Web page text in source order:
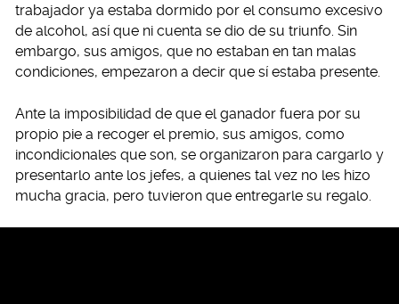
trabajador ya estaba dormido por el consumo excesivo
de alcohol, así que ni cuenta se dio de su triunfo. Sin
embargo, sus amigos, que no estaban en tan malas
condiciones, empezaron a decir que sí estaba presente.
Ante la imposibilidad de que el ganador fuera por su
propio pie a recoger el premio, sus amigos, como
incondicionales que son, se organizaron para cargarlo y
presentarlo ante los jefes, a quienes tal vez no les hizo
mucha gracia, pero tuvieron que entregarle su regalo.